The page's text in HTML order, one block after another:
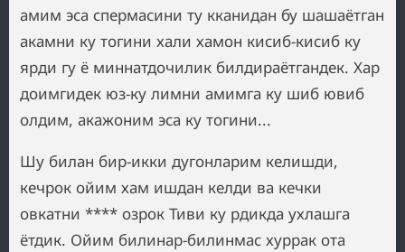
амим эса спермасини ту кканидан бу шашаётган
акамни ку тогини хали хамон кисиб-кисиб ку
ярди гу ё миннатдочилик билдираётгандек. Хар
доимгидек юз-ку лимни амимга ку шиб ювиб
олдим, акажоним эса ку тогини...
Шу билан бир-икки дугонларим келишди,
кечрок ойим хам ишдан келди ва кечки
овкатни **** озрок Тиви ку рдикда ухлашга
ётдик. Ойим билинар-билинмас хуррак ота